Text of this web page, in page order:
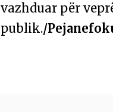
vazhduar për
publik./